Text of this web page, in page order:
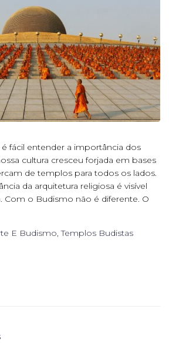
fácil entender a importância dos
cultura cresceu forjada em bases
de templos para todos os lados.
da arquitetura religiosa é visível
Com o Budismo não é diferente. O
E Budismo,Templos Budistas